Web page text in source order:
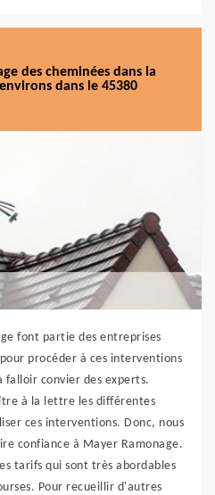
des cheminées dans la
dans le 45380
font partie des entreprises
procéder à ces interventions
falloir convier des experts.
à la lettre les différentes
ces interventions. Donc, nous
confiance à Mayer Ramonage.
tarifs qui sont très abordables
Pour recueillir d'autres